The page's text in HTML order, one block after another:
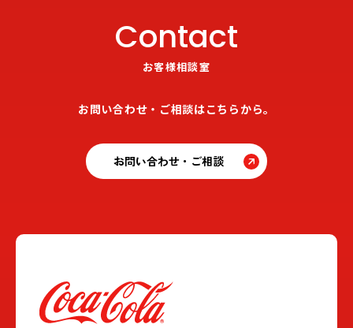
Contact
お客様相談室
お問い合わせ・ご相談はこちらから。
お問い合わせ・ご相談